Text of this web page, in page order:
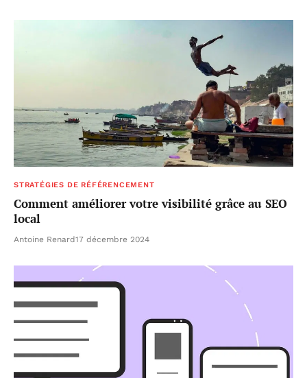
STRATÉGIES DE RÉFÉRENCEMENT
Comment améliorer votre visibilité grâce au SEO
local
Antoine Renard17 décembre 2024